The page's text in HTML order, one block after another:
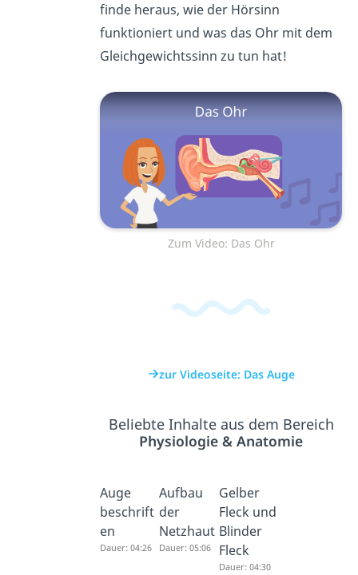
finde heraus, wie der Hörsinn
funktioniert und was das Ohr mit dem
Gleichgewichtssinn zu tun hat!
Zum Video: Das Ohr
zur Videoseite: Das Auge
Beliebte Inhalte aus dem Bereich
Physiologie & Anatomie
Auge
beschrift
en
Dauer: 04:26
Aufbau
der
Netzhaut
Dauer: 05:06
Gelber
Fleck und
Blinder
Fleck
Dauer: 04:30